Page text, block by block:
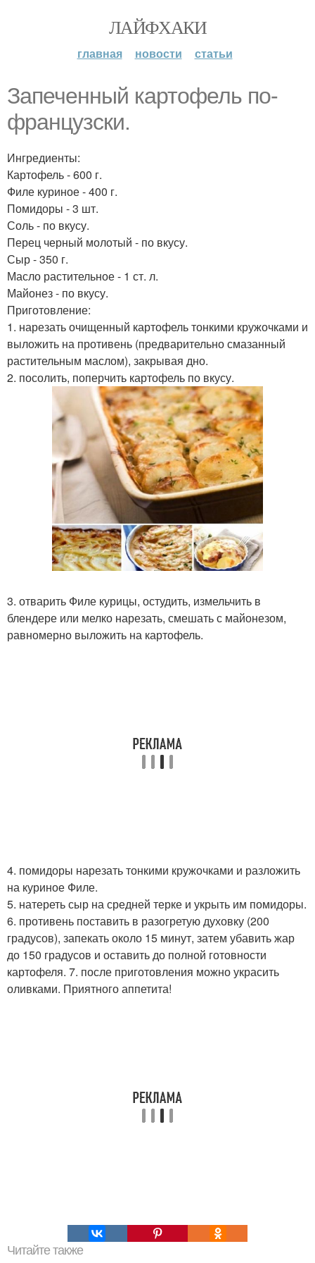
ЛАЙФХАКИ
главная новости статьи
Запеченный картофель по-
французски.
Ингредиенты:
Картофель - 600 г.
Филе куриное - 400 г.
Помидоры - 3 шт.
Соль - по вкусу.
Перец черный молотый - по вкусу.
Сыр - 350 г.
Масло растительное - 1 ст. л.
Майонез - по вкусу.
Приготовление:
1. нарезать очищенный картофель тонкими кружочками и
выложить на противень (предварительно смазанный
растительным маслом), закрывая дно.
2. посолить, поперчить картофель по вкусу.
3. отварить Филе курицы, остудить, измельчить в
блендере или мелко нарезать, смешать с майонезом,
равномерно выложить на картофель.
4. помидоры нарезать тонкими кружочками и разложить
на куриное Филе.
5. натереть сыр на средней терке и укрыть им помидоры.
6. противень поставить в разогретую духовку (200
градусов), запекать около 15 минут, затем убавить жар
до 150 градусов и оставить до полной готовности
картофеля. 7. после приготовления можно украсить
оливками. Приятного аппетита!
Читайте также